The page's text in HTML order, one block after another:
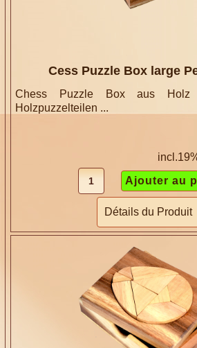
Cess Puzzle Box large
Chess Puzzle Box aus Holz
Holzpuzzelteilen ...
Détails du Produit